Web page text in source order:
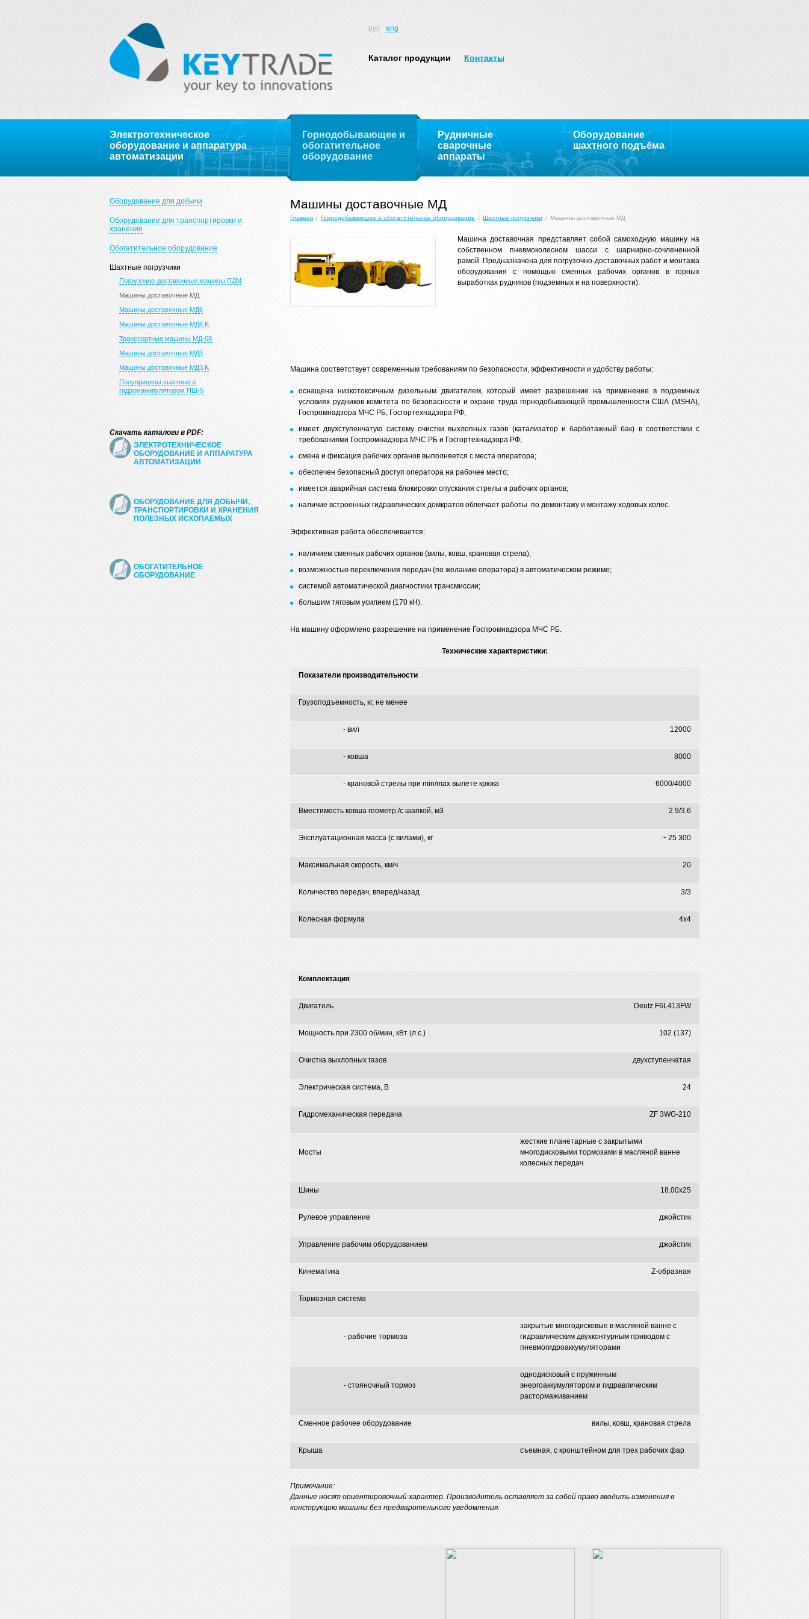
рус eng
Каталог продукции Контакты
Электротехническое
оборудование и аппаратура
автоматизации
Горнодобывающее и
обогатительное
оборудование
Рудничные
сварочные
аппараты
Оборудование
шахтного подъёма
Оборудование для добычи
Оборудование для транспортировки и
хранения
Обогатительное оборудование
Шахтные погрузчики
Погрузочно-доставочные машины ПДМ
Машины доставочные МД
Машины доставочные МД6
Машины доставочные МД6.K
Транспортные машины МД-08
Машины доставочные МД3
Машины доставочные МД3.K
Полуприцепы шахтные с
гидроманипулятором ПШ-5
Скачать каталоги в PDF:
ЭЛЕКТРОТЕХНИЧЕСКОЕ
ОБОРУДОВАНИЕ И АППАРАТУРА
АВТОМАТИЗАЦИИ
ОБОРУДОВАНИЕ ДЛЯ ДОБЫЧИ,
ТРАНСПОРТИРОВКИ И ХРАНЕНИЯ
ПОЛЕЗНЫХ ИСКОПАЕМЫХ
ОБОГАТИТЕЛЬНОЕ
ОБОРУДОВАНИЕ
Машины доставочные МД
Главная / Горнодобывающее и обогатительное оборудование / Шахтные погрузчики / Машины доставочные МД
Машина доставочная представляет собой самоходную машину на
собственном пневмоколесном шасси с шарнирно-сочлененной
рамой. Предназначена для погрузочно-доставочных работ и монтажа
оборудования с помощью сменных рабочих органов в горных
выработках рудников (подземных и на поверхности).
Машина соответствует современным требованиям по безопасности, эффективности и удобству работы:
оснащена низкотоксичным дизельным двигателем, который имеет разрешение на применение в подземных
условиях рудников комитета по безопасности и охране труда горнодобывающей промышленности США (MSHA),
Госпромнадзора МЧС РБ, Госгортехнадзора РФ;
имеет двухступенчатую систему очистки выхлопных газов (катализатор и барботажный бак) в соответствии с
требованиями Госпромнадзора МЧС РБ и Госгортехнадзора РФ;
смена и фиксация рабочих органов выполняется с места оператора;
обеспечен безопасный доступ оператора на рабочее место;
имеется аварийная система блокировки опускания стрелы и рабочих органов;
наличие встроенных гидравлических домкратов облегчает работы по демонтажу и монтажу ходовых колес.
Эффективная работа обеспечивается:
наличием сменных рабочих органов (вилы, ковш, крановая стрела);
возможностью переключения передач (по желанию оператора) в автоматическом режиме;
системой автоматической диагностики трансмиссии;
большим тяговым усилием (170 кН).
На машину оформлено разрешение на применение Госпромнадзора МЧС РБ.
Технические характеристики:
Показатели производительности
Грузоподъемность, кг, не менее
- вил 12000
- ковша 8000
- крановой стрелы при min/max вылете крюка 6000/4000
Вместимость ковша геометр./с шапкой, м3 2.9/3.6
Эксплуатационная масса (с вилами), кг ~ 25 300
Максимальная скорость, км/ч 20
Количество передач, вперед/назад 3/3
Колесная формула 4x4
Комплектация
Двигатель Deutz F6L413FW
Мощность при 2300 об/мин, кВт (л.с.) 102 (137)
Очистка выхлопных газов двухступенчатая
Электрическая система, В 24
Гидромеханическая передача ZF 3WG-210
Мосты
жесткие планетарные с закрытыми
многодисковыми тормозами в масляной ванне
колесных передач
Шины 18.00х25
Рулевое управление джойстик
Управление рабочим оборудованием джойстик
Кинематика Z-образная
Тормозная система
- рабочие тормоза
закрытые многодисковые в масляной ванне с
гидравлическим двухконтурным приводом с
пневмогидроаккумуляторами
- стояночный тормоз
однодисковый с пружинным
энергоаккумулятором и гидравлическим
растормаживанием
Сменное рабочее оборудование вилы, ковш, крановая стрела
Крыша съемная, с кронштейном для трех рабочих фар
Примечание:
Данные носят ориентировочный характер. Производитель оставляет за собой право вводить изменения в
конструкцию машины без предварительного уведомления.